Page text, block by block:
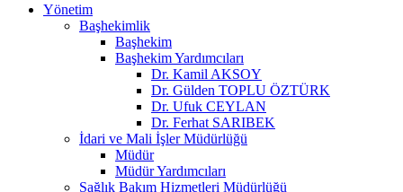
Yönetim
Başhekimlik
Başhekim
Başhekim Yardımcıları
Dr. Kamil AKSOY
Dr. Gülden TOPLU ÖZTÜRK
Dr. Ufuk CEYLAN
Dr. Ferhat SARIBEK
İdari ve Mali İşler Müdürlüğü
Müdür
Müdür Yardımcıları
Sağlık Bakım Hizmetleri Müdürlüğü